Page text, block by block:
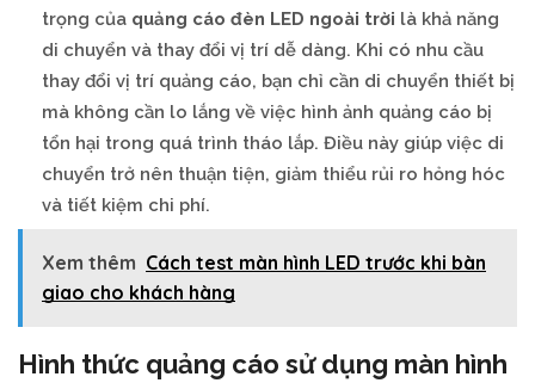
trọng của quảng cáo đèn LED ngoài trời là khả năng
di chuyển và thay đổi vị trí dễ dàng. Khi có nhu cầu
thay đổi vị trí quảng cáo, bạn chỉ cần di chuyển thiết bị
mà không cần lo lắng về việc hình ảnh quảng cáo bị
tổn hại trong quá trình tháo lắp. Điều này giúp việc di
chuyển trở nên thuận tiện, giảm thiểu rủi ro hỏng hóc
và tiết kiệm chi phí.
Xem thêm Cách test màn hình LED trước khi bàn
giao cho khách hàng
Hình thức quảng cáo sử dụng màn hình